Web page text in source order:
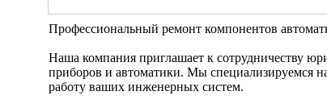
Профессиональный ремонт компонентов
Наша компания приглашает к сотрудничеству
приборов и автоматики. Мы специализируемся
работу ваших инженерных систем.